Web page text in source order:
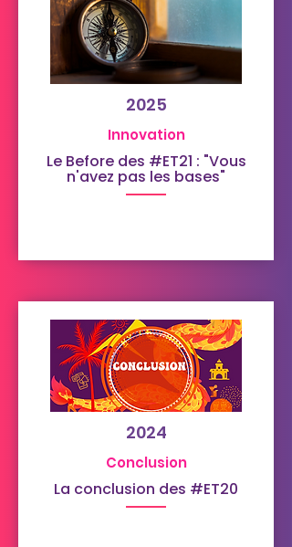
2025
Innovation
Le Before des #ET21 : "Vous
n'avez pas les bases"
2024
Conclusion
La conclusion des #ET20